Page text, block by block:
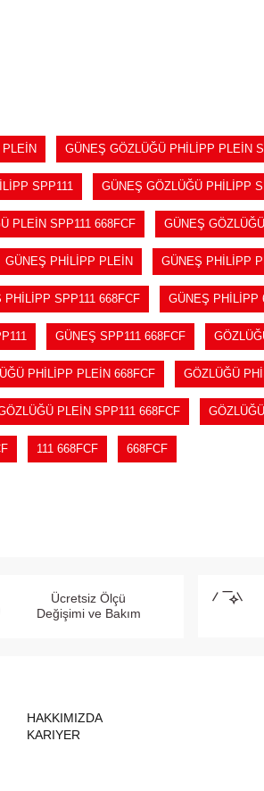
GÜNEŞ GÖZLÜĞÜ PHİLİPP PLEİN
SPP111 GÜNEŞ GÖZLÜĞÜ PHİLİPP
PLEİN SPP111 668FCF GÜNEŞ
GÜNEŞ PHİLİPP PLEİN GÜNEŞ PHİLİPP
PHİLİPP SPP111 668FCF GÜNEŞ PHİLİPP
GÜNEŞ SPP111 668FCF
PHİLİPP PLEİN 668FCF GÖZLÜĞÜ
PLEİN SPP111 668FCF
111 668FCF 668FCF
Ücretsiz Ölçü
Değişimi ve Bakım
HAKKIMIZDA
KARIYER